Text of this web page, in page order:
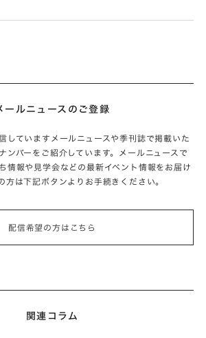
ールニュースのご登録
していますメールニュースや季刊誌で掲載いた
ンバーをご紹介しています。メールニュースで
情報や見学会などの最新イベント情報をお届け
方は下記ボタンよりお手続きください。
配信希望の方はこちら
関連コラム